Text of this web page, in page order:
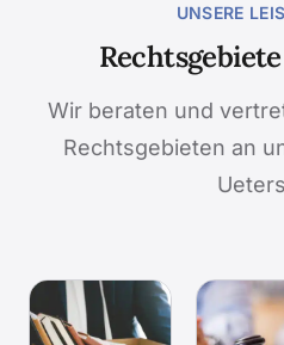
UNSERE
Wir beraten und
Rechtsgebieten an